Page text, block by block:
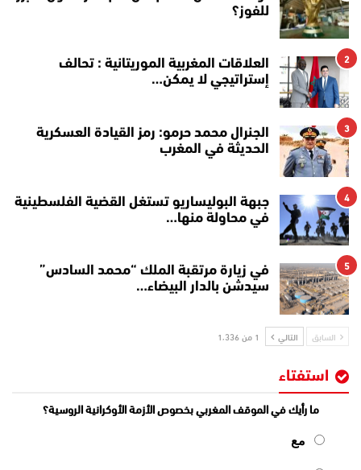
للفوز؟
2
العلاقات المغربية الموريتانية : تحالف
إستراتيجي لا يمكن…
3
الجنرال محمد حرمو: رمز القيادة العسكرية
الحديثة في المغرب
4
جبهة البوليساريو تستغل القضية الفلسطينية
في محاولة منها…
5
في زيارة مرتقبة الملك “محمد السادس”
سيدشن بالدار البيضاء…
السابق التالي 1 من 1٬336
استفتاء
ما رأيك في الموقف المغربي بخصوص الأزمة الأوكرانية الروسية؟
مع